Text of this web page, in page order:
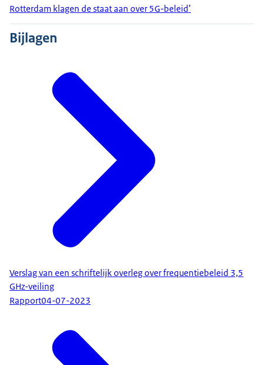
Rotterdam klagen de staat aan over 5G-beleid’
Bijlagen
Verslag van een schriftelijk overleg over frequentiebeleid 3,5
GHz-veiling
Rapport04-07-2023